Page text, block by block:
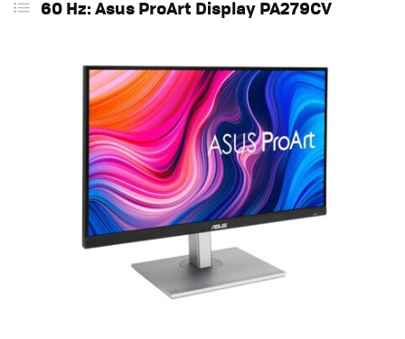
60 Hz: Asus ProArt Display PA279CV